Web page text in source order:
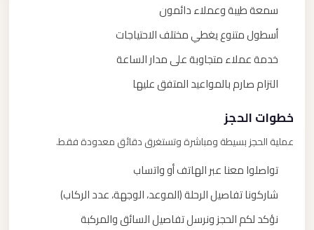
سمعة طيبة وعملاء دائمون
أسطول متنوع يغطي مختلف الاحتياجات
خدمة عملاء متجاوبة على مدار الساعة
التزام صارم بالمواعيد المتفق عليها
خطوات الحجز
عملية الحجز بسيطة ومباشرة وتستغرق دقائق معدودة فقط.
تواصلوا معنا عبر الهاتف أو واتساب
شاركونا تفاصيل الرحلة (الموعد، الوجهة، عدد الركاب)
نؤكد لكم الحجز ونرسل تفاصيل السائق والمركبة